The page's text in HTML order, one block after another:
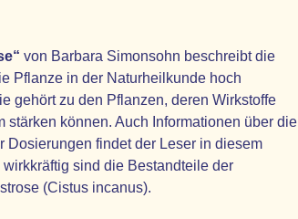
von Barbara Simonsohn beschreibt die
Pflanze in der Naturheilkunde hoch
gehört zu den Pflanzen, deren Wirkstoffe
stärken können. Auch Informationen über die
Dosierungen findet der Leser in diesem
wirkkräftig sind die Bestandteile der
(Cistus incanus).